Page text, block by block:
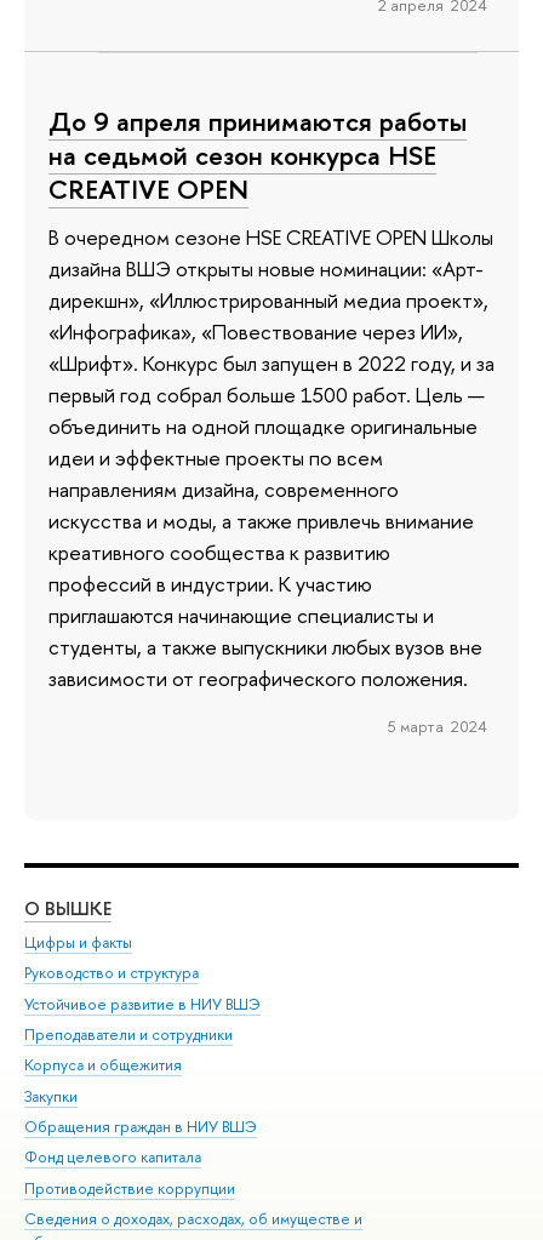
2 апреля 2024
До 9 апреля принимаются работы
на седьмой сезон конкурса HSE
CREATIVE OPEN
В очередном сезоне HSE CREATIVE OPEN Школы
дизайна ВШЭ открыты новые номинации: «Арт-
дирекшн», «Иллюстрированный медиа проект»,
«Инфографика», «Повествование через ИИ»,
«Шрифт». Конкурс был запущен в 2022 году, и за
первый год собрал больше 1500 работ. Цель —
объединить на одной площадке оригинальные
идеи и эффектные проекты по всем
направлениям дизайна, современного
искусства и моды, а также привлечь внимание
креативного сообщества к развитию
профессий в индустрии. К участию
приглашаются начинающие специалисты и
студенты, а также выпускники любых вузов вне
зависимости от географического положения.
5 марта 2024
О ВЫШКЕ
Цифры и факты
Руководство и структура
Устойчивое развитие в НИУ ВШЭ
Преподаватели и сотрудники
Корпуса и общежития
Закупки
Обращения граждан в НИУ ВШЭ
Фонд целевого капитала
Противодействие коррупции
Сведения о доходах, расходах, об имуществе и